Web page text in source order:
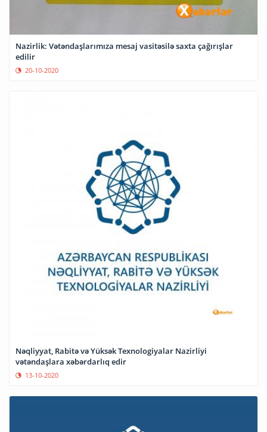
Nazirlik: Vətəndaşlarımıza mesaj vasitəsilə saxta çağırışlar
edilir
20-10-2020
Nəqliyyat, Rabitə və Yüksək Texnologiyalar Nazirliyi
vətəndaşlara xəbərdarlıq edir
13-10-2020